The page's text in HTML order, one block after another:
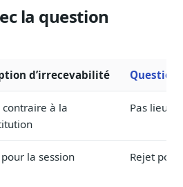
la question
d’irrecevabilité Question
contraire à la
Pas lieu
la session Rejet